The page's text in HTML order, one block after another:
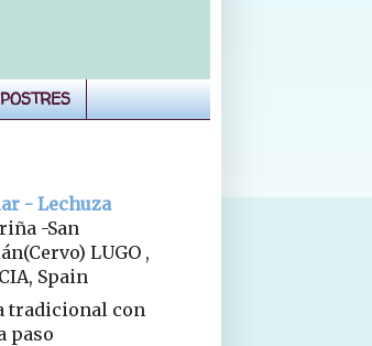
POSTRES
- Lechuza
-San
LUGO ,
Spain
tradicional con
paso